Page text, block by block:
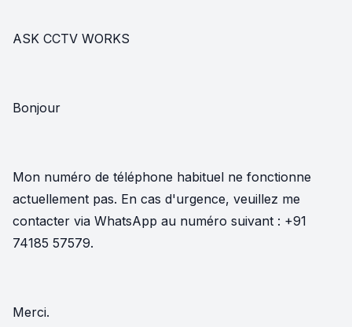
ASK CCTV WORKS
Bonjour
Mon numéro de téléphone habituel ne fonctionne
actuellement pas. En cas d'urgence, veuillez me
contacter via WhatsApp au numéro suivant : +91
74185 57579.
Merci.